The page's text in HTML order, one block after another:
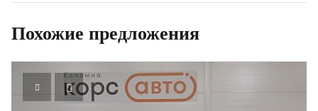
Похожие предложения